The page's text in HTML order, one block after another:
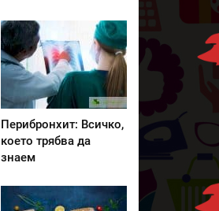
Перибронхит: Всичко,
което трябва да
знаем